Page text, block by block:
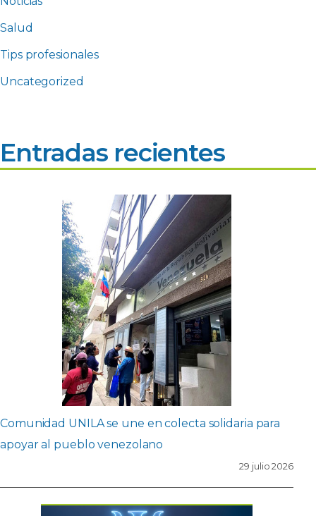
Salud
Tips profesionales
Uncategorized
Entradas recientes
Comunidad UNILA se une en colecta solidaria para
apoyar al pueblo venezolano
29 julio 2026